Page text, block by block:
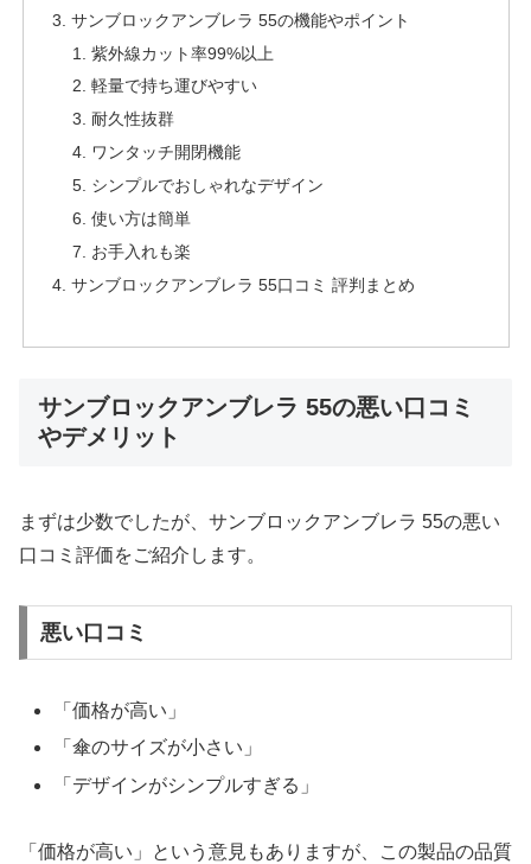
サンブロックアンブレラ 55の機能やポイント
紫外線カット率99%以上
軽量で持ち運びやすい
耐久性抜群
ワンタッチ開閉機能
シンプルでおしゃれなデザイン
使い方は簡単
お手入れも楽
サンブロックアンブレラ 55口コミ 評判まとめ
サンブロックアンブレラ 55の悪い口コミ
やデメリット
まずは少数でしたが、サンブロックアンブレラ 55の悪い
口コミ評価をご紹介します。
悪い口コミ
「価格が高い」
「傘のサイズが小さい」
「デザインがシンプルすぎる」
「価格が高い」という意見もありますが、この製品の品質